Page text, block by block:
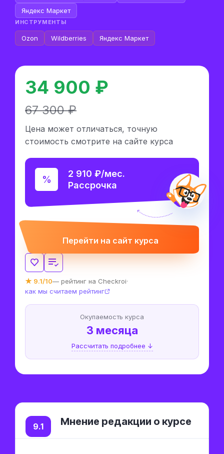
Яндекс Маркет
ИНСТРУМЕНТЫ
Ozon Wildberries Яндекс Маркет
34 900 ₽
67 300 ₽
Цена может отличаться, точную
стоимость смотрите на сайте курса
2 910 ₽/мес.
Рассрочка
Перейти на сайт курса
★ 9.1/10— рейтинг на Checkroi·
как мы считаем рейтинг
Окупаемость курса
3 месяца
Рассчитать подробнее ↓
Мнение редакции о курсе
9.1